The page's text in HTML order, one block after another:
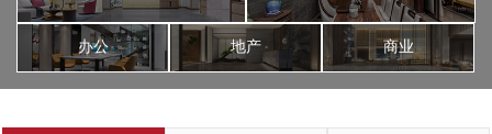
办公 地产 商业